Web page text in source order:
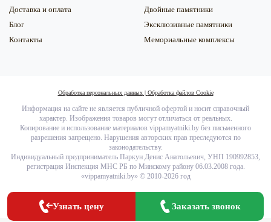
Доставка и оплата
Блог
Контакты
Двойные памятники
Эксклюзивные памятники
Мемориальные комплексы
Обработка персональных данных| Обработка файлов Сookie
Информация на сайте не является публичной офертой и носит справочный
характер. Изображения товаров могут отличаться от реальных.
Копирование и использование материалов vippamyatniki.by без письменного
разрешения запрещено. Нарушения авторских прав преследуются по
законодательству.
Индивидуальный предприниматель Паркун Денис Анатольевич, УНП 190992853,
регистрация Инспекция МНС РБ по Минскому району 06.03.2008 года.
«vippamyatniki.by» © 2010-2026 год
Узнать цену Заказать звонок